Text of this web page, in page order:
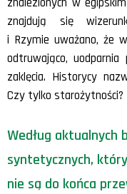
znajdują się
i Rzymie uważano, że
odtruwająco,
zaklęcia. Historycy
Czy tylko starożytności?
Według aktualnych
syntetycznych,
nie są do końca